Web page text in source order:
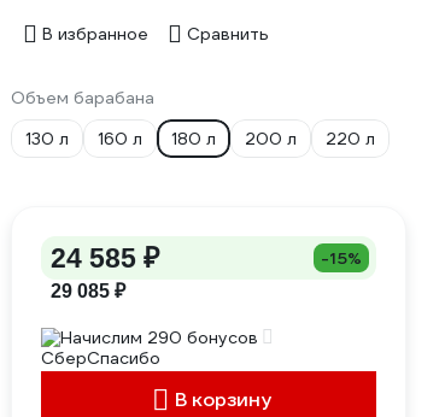
В избранное Сравнить
Объем барабана
130 л
160 л 180 л 200 л 220 л
24 585 ₽ -15%
29 085 ₽
Начислим 290 бонусов
В корзину